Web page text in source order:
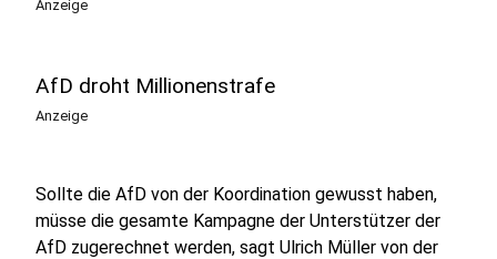
Anzeige
AfD droht Millionenstrafe
Anzeige
Sollte die AfD von der Koordination gewusst haben,
müsse die gesamte Kampagne der Unterstützer der
AfD zugerechnet werden, sagt Ulrich Müller von der